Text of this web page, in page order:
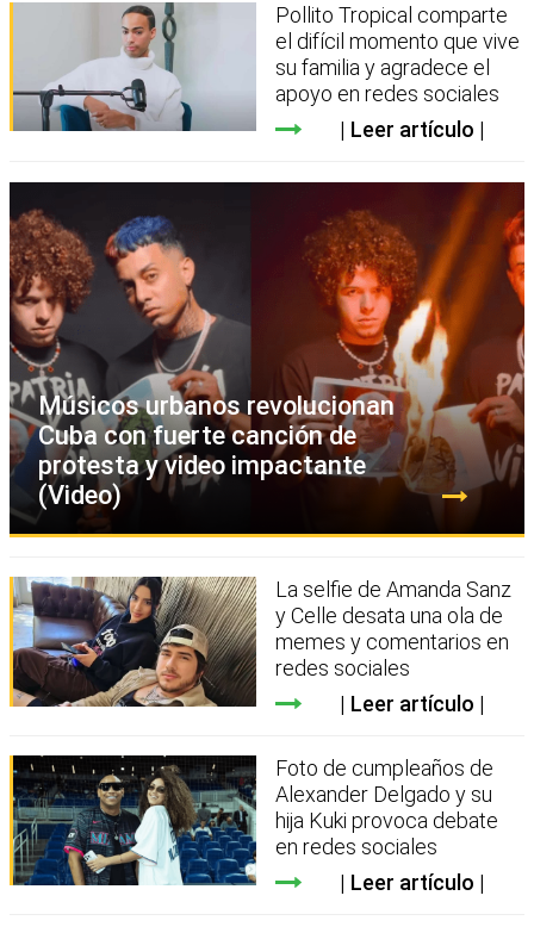
Pollito Tropical comparte
el difícil momento que vive
su familia y agradece el
apoyo en redes sociales
Leer artículo
Músicos urbanos revolucionan
Cuba con fuerte canción de
protesta y video impactante
(Video)
La selfie de Amanda Sanz
y Celle desata una ola de
memes y comentarios en
redes sociales
Leer artículo
Foto de cumpleaños de
Alexander Delgado y su
hija Kuki provoca debate
en redes sociales
Leer artículo